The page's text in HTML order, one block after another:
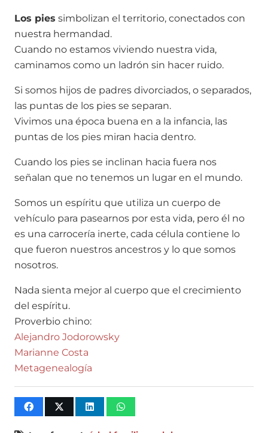
Los pies simbolizan el territorio, conectados con
nuestra hermandad.
Cuando no estamos viviendo nuestra vida,
caminamos como un ladrón sin hacer ruido.
Si somos hijos de padres divorciados, o separados,
las puntas de los pies se separan.
Vivimos una época buena en a la infancia, las
puntas de los pies miran hacia dentro.
Cuando los pies se inclinan hacia fuera nos
señalan que no tenemos un lugar en el mundo.
Somos un espíritu que utiliza un cuerpo de
vehículo para pasearnos por esta vida, pero él no
es una carrocería inerte, cada célula contiene lo
que fueron nuestros ancestros y lo que somos
nosotros.
Nada sienta mejor al cuerpo que el crecimiento
del espíritu.
Proverbio chino:
Alejandro Jodorowsky
Marianne Costa
Metagenealogía